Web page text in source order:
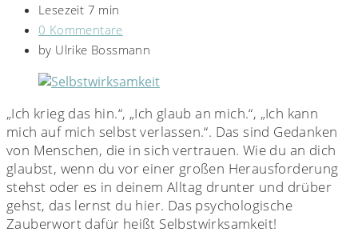
Lesezeit 7 min
0 Kommentare
by Ulrike Bossmann
„Ich krieg das hin.“, „Ich glaub an mich.“, „Ich kann
mich auf mich selbst verlassen.“. Das sind Gedanken
von Menschen, die in sich vertrauen. Wie du an dich
glaubst, wenn du vor einer großen Herausforderung
stehst oder es in deinem Alltag drunter und drüber
gehst, das lernst du hier. Das psychologische
Zauberwort dafür heißt Selbstwirksamkeit!